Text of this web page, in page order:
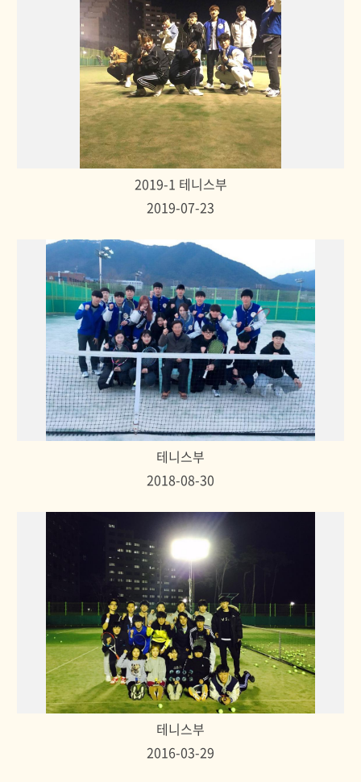
2019-1 테니스부
2019-07-23
테니스부
2018-08-30
테니스부
2016-03-29